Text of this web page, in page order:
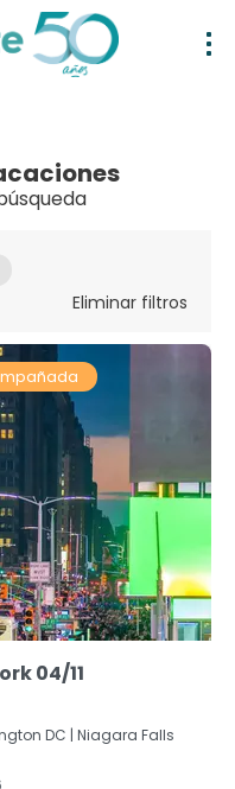
Eliminar filtros
04/11
DC | Niagara Falls